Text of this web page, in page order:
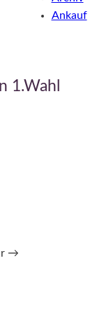
Ankauf
1.Wahl
→